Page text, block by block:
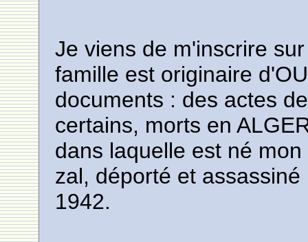
Je viens de m'inscrire
famille est originaire
documents : des actes
certains, morts en
dans laquelle est né
zal, déporté et
1942.